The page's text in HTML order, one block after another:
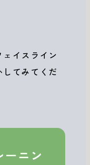
イスライン
てみてくだ
ーニン